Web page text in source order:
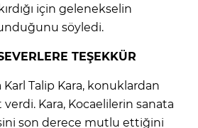
için gelenekselin
söyledi.
TEŞEKKÜR
Talip Kara, konuklardan
Kara, Kocaelilerin sanata
son derece mutlu ettiğini